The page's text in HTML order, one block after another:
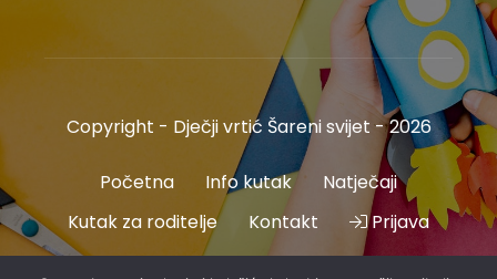
Copyright - Dječji vrtić Šareni svijet - 2026
Početna Info kutak
Natječaji
Kutak za roditelje
Kontakt Prijava